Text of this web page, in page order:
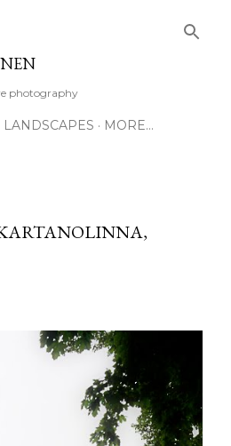
photography
LANDSCAPES MORE…